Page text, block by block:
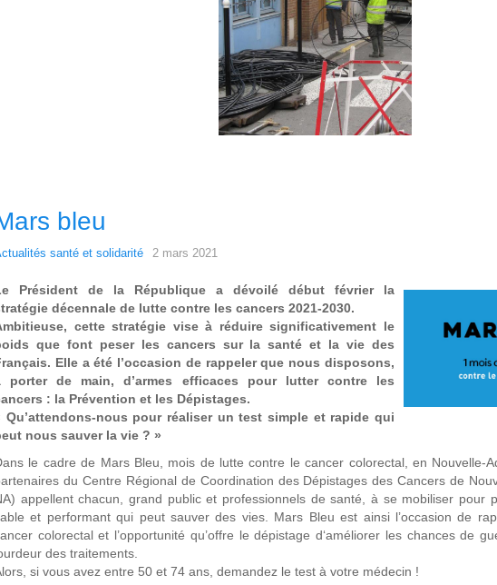
bleu
santé et solidarité 2 mars 2021
Président de la République a dévoilé début février la
décennale de lutte contre les cancers 2021-2030.
cette stratégie vise à réduire significativement le
que font peser les cancers sur la santé et la vie des
Elle a été l’occasion de rappeler que nous disposons,
porter de main, d’armes efficaces pour lutter contre les
: la Prévention et les Dépistages.
Qu’attendons-nous pour réaliser un test simple et rapide qui
nous sauver la vie ? »
le cadre de Mars Bleu, mois de lutte contre le cancer colorectal, en Nouvelle-
du Centre Régional de Coordination des Dépistages des Cancers de
appellent chacun, grand public et professionnels de santé, à se mobiliser pour
et performant qui peut sauver des vies. Mars Bleu est ainsi l’occasion de
colorectal et l’opportunité qu’offre le dépistage d‘améliorer les chances de
des traitements.
si vous avez entre 50 et 74 ans, demandez le test à votre médecin !